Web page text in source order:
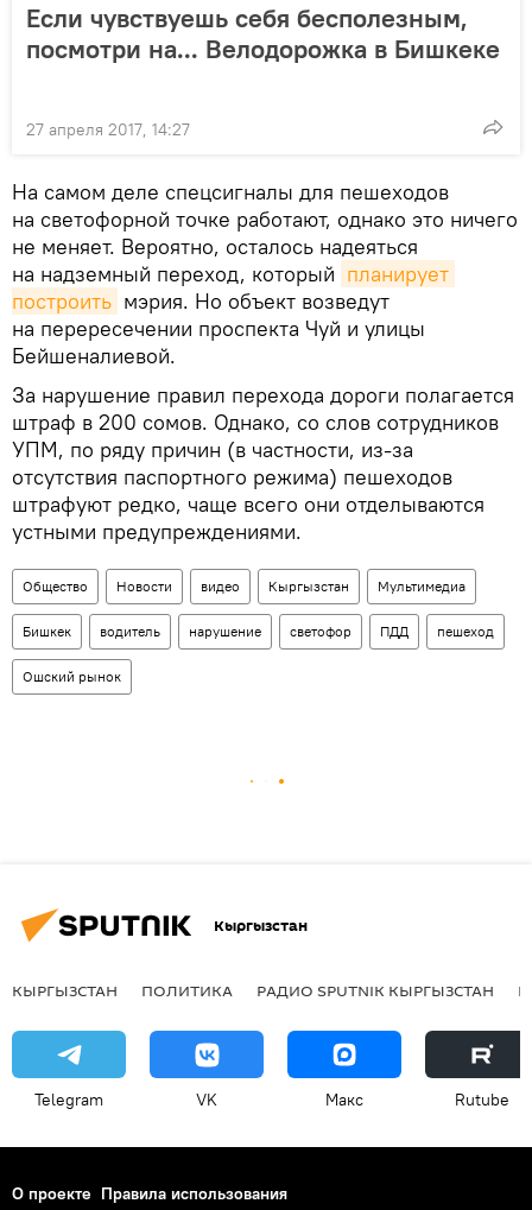
Если чувствуешь себя бесполезным,
посмотри на... Велодорожка в Бишкеке
27 апреля 2017, 14:27
На самом деле спецсигналы для пешеходов
на светофорной точке работают, однако это ничего
не меняет. Вероятно, осталось надеяться
на надземный переход, который планирует
построить мэрия. Но объект возведут
на перересечении проспекта Чуй и улицы
Бейшеналиевой.
За нарушение правил перехода дороги полагается
штраф в 200 сомов. Однако, со слов сотрудников
УПМ, по ряду причин (в частности, из-за
отсутствия паспортного режима) пешеходов
штрафуют редко, чаще всего они отделываются
устными предупреждениями.
Общество Новости видео Кыргызстан Мультимедиа
Бишкек водитель нарушение светофор ПДД пешеход
Ошский рынок
Кыргызстан
КЫРГЫЗСТАН ПОЛИТИКА РАДИО SPUTNIK КЫРГЫЗСТАН
Telegram VK Макс Rutube
О проекте Правила использования